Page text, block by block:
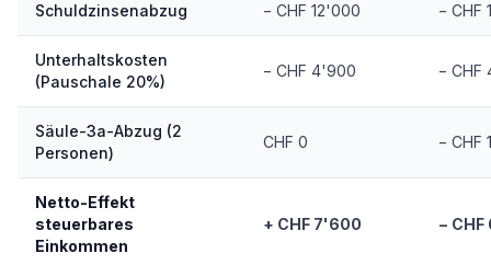
Schuldzinsenabzug − CHF 12'000 − CHF
Unterhaltskosten
(Pauschale 20%)
− CHF 4'900 − CHF
Säule-3a-Abzug (2
Personen)
CHF 0 − CHF
Netto-Effekt
steuerbares
Einkommen
+ CHF 7'600 −